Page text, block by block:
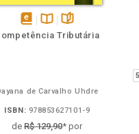
disponívelDisponível
páginas
Tributária
de Carvalho Uhdre
ISBN: 978853627101-9
deR$ 129,90* por